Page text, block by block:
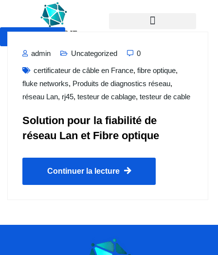
admin
Uncategorized 0
certificateur de câble en France, fibre optique,
fluke networks, Produits de diagnostics réseau,
réseau Lan, rj45, testeur de cablage, testeur de cable
Solution pour la fiabilité de
réseau Lan et Fibre optique
Continuer la lecture